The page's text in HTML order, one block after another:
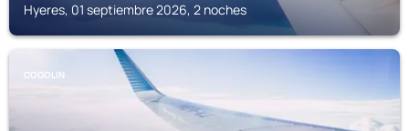
Hyeres, 01 septiembre 2026, 2 noches
COGOLIN